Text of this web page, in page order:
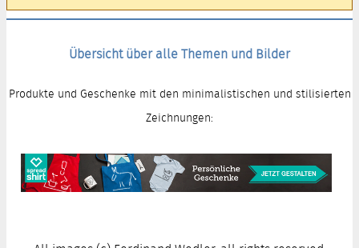
Übersicht über alle Themen und Bilder
Produkte und Geschenke mit den minimalistischen und stilisierten
Zeichnungen: